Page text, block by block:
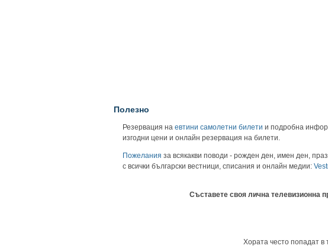
Полезно
Резервация на евтини самолетни билети и подробна
изгодни цени и онлайн резервация на билети.
Пожелания за всякакви поводи - рожден ден, имен ден,
с всички български вестници, списания и онлайн медии:
Съставете своя лична телевизионна
Хората често попадат в